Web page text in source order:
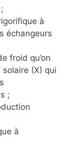
à
échangeurs
froid qu’on
solaire (X) qui
;
à